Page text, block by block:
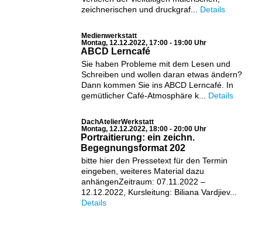
zeichnerischen und druckgraf... Details
Medienwerkstatt
Montag, 12.12.2022, 17:00 - 19:00 Uhr
ABCD Lerncafé
Sie haben Probleme mit dem Lesen und
Schreiben und wollen daran etwas ändern?
Dann kommen Sie ins ABCD Lerncafé. In
gemütlicher Café-Atmosphäre k... Details
DachAtelierWerkstatt
Montag, 12.12.2022, 18:00 - 20:00 Uhr
Portraitierung: ein zeichn.
Begegnungsformat 202
bitte hier den Pressetext für den Termin
eingeben, weiteres Material dazu
anhängenZeitraum: 07.11.2022 –
12.12.2022, Kursleitung: Biliana Vardjiev...
Details